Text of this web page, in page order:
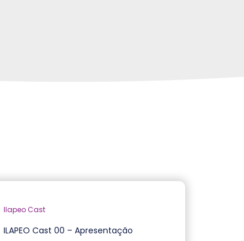
Ilapeo Cast
ILAPEO Cast 00 – Apresentação